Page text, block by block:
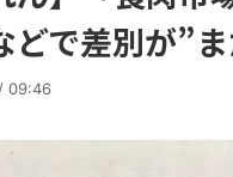
どで差別が”
09:46